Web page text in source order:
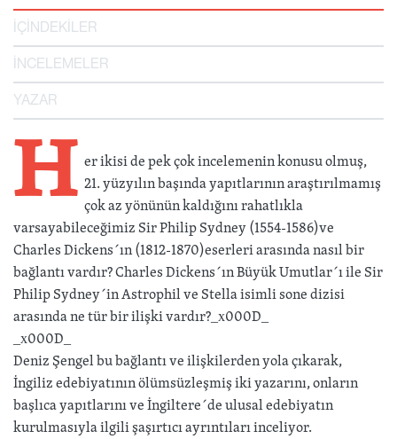
İÇİNDEKİLER
İNCELEMELER
YAZAR
Her ikisi de pek çok incelemenin konusu olmuş,
21. yüzyılın başında yapıtlarının araştırılmamış
çok az yönünün kaldığını rahatlıkla
varsayabileceğimiz Sir Philip Sydney (1554-1586)ve
Charles Dickens´ın (1812-1870)eserleri arasında nasıl bir
bağlantı vardır? Charles Dickens´ın Büyük Umutlar´ı ile Sir
Philip Sydney´in Astrophil ve Stella isimli sone dizisi
arasında ne tür bir ilişki vardır?_x000D_
_x000D_
Deniz Şengel bu bağlantı ve ilişkilerden yola çıkarak,
İngiliz edebiyatının ölümsüzleşmiş iki yazarını, onların
başlıca yapıtlarını ve İngiltere´de ulusal edebiyatın
kurulmasıyla ilgili şaşırtıcı ayrıntıları inceliyor.